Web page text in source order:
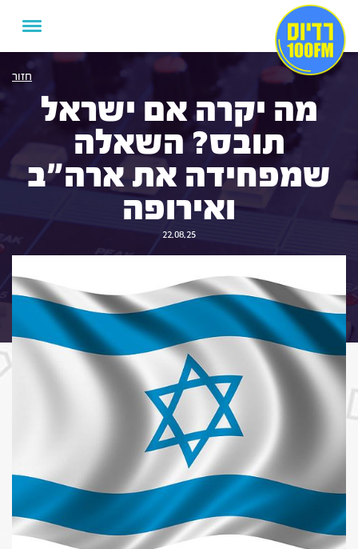
חזור
מה יקרה אם ישראל
תובס? השאלה
שמפחידה את ארה"ב
ואירופה
22.08.25